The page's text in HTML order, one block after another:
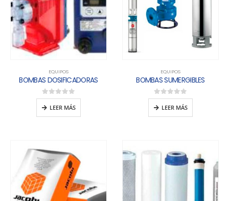
EQUIPOS
BOMBAS DOSIFICADORAS
0out of 5
LEER MÁS
EQUIPOS
BOMBAS SUMERGIBLES
0out of 5
LEER MÁS